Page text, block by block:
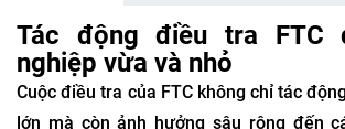
Tác động điều tra FTC
nghiệp vừa và nhỏ
Cuộc điều tra của FTC không chỉ tác
lớn mà còn ảnh hưởng sâu rộng đến